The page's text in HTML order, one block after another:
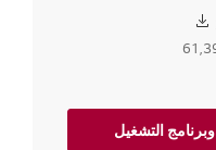
التشغيل